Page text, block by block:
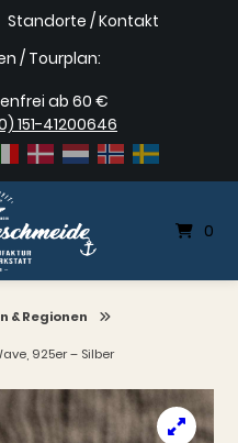
Standorte / Kontakt
/ Tourplan:
ab 60 €
151-41200646
0
& Regionen
925er – Silber